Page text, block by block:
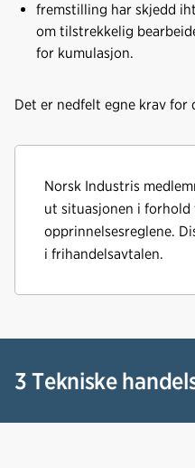
fremstilling har skjedd
om tilstrekkelig
for kumulasjon.
Det er nedfelt egne krav for
Norsk Industris
ut situasjonen i forhold
opprinnelsesreglene.
i frihandelsavtalen.
3 Tekniske